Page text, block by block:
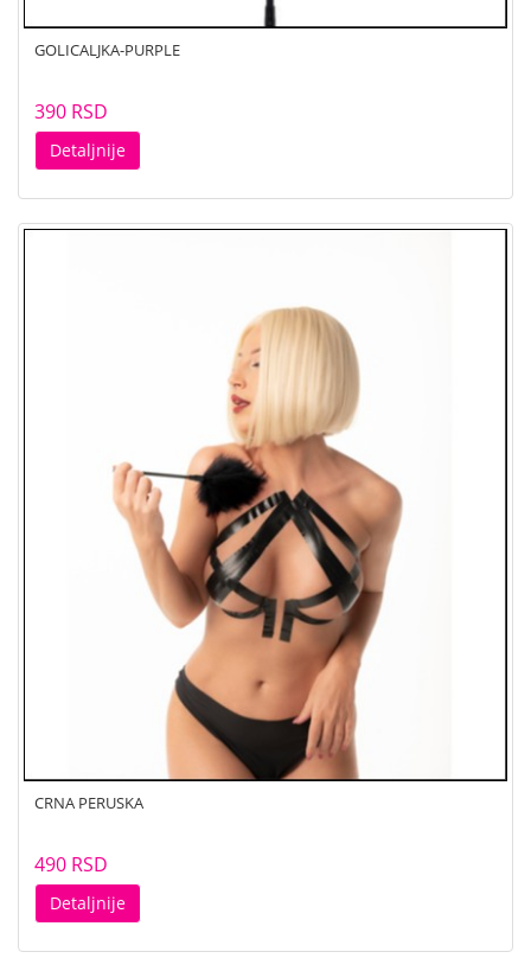
GOLICALJKA-PURPLE
390 RSD
Detaljnije
CRNA PERUSKA
490 RSD
Detaljnije